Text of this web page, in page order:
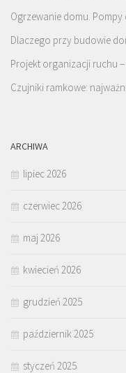
Ogrzewanie domu. Pompy
Dlaczego przy budowie
Projekt organizacji ruchu –
Czujniki ramkowe:
ARCHIWA
lipiec 2026
czerwiec 2026
maj 2026
kwiecień 2026
grudzień 2025
październik 2025
styczeń 2025